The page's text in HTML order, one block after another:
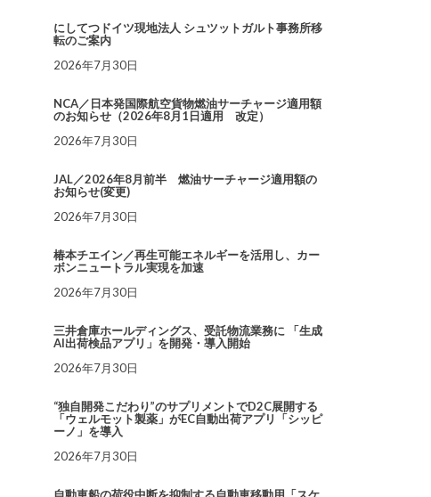
にしてつドイツ現地法人 シュツットガルト事務所移
転のご案内
2026年7月30日
NCA／日本発国際航空貨物燃油サーチャージ適用額
のお知らせ（2026年8月1日適用 改定）
2026年7月30日
JAL／2026年8月前半 燃油サーチャージ適用額の
お知らせ(変更)
2026年7月30日
椿本チエイン／再生可能エネルギーを活用し、カー
ボンニュートラル実現を加速
2026年7月30日
三井倉庫ホールディングス、受託物流業務に 「生成
AI出荷検品アプリ」を開発・導入開始
2026年7月30日
“独自開発こだわり”のサプリメントでD2C展開する
「ウェルモット製薬」がEC自動出荷アプリ「シッピ
ーノ」を導入
2026年7月30日
自動車船の荷役中断を抑制する自動車移動用「スケ